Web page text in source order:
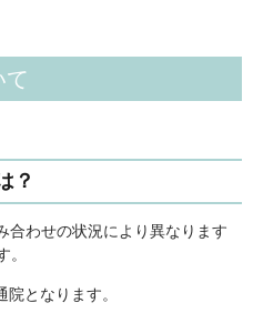
て
？
合わせの状況により異なります
となります。